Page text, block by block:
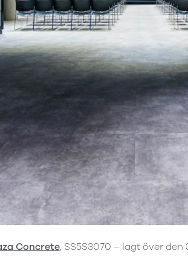
Concrete, SS5S3070 – lagt över